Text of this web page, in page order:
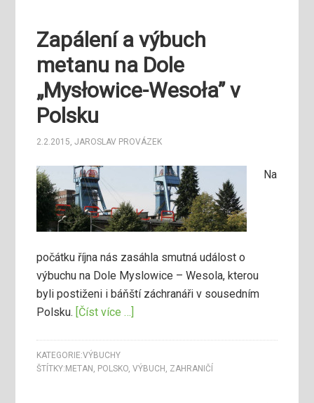
Zapálení a výbuch
metanu na Dole
„Mysłowice-Wesoła” v
Polsku
2.2.2015,JAROSLAV PROVÁZEK
Na
počátku října nás zasáhla smutná událost o
výbuchu na Dole Myslowice – Wesola, kterou
byli postiženi i báňští záchranáři v sousedním
Polsku. [Číst více …]
KATEGORIE:VÝBUCHY
ŠTÍTKY: METAN , POLSKO,VÝBUCH , ZAHRANIČÍ